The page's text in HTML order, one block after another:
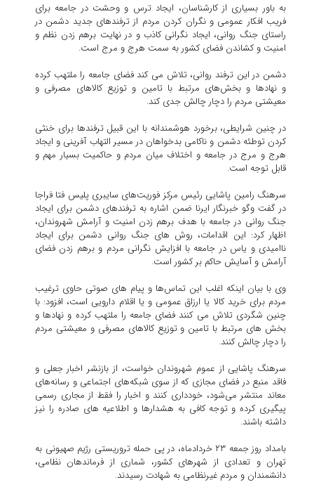
به باور بسیاری از کارشناسان، ایجاد ترس و وحشت در جامعه برای
فریب افکار عمومی و نگران کردن مردم از ترفندهای جدید دشمن در
راستای جنگ روانی، ایجاد نگرانی کاذب و در نهایت برهم زدن نظم و
امنیت و کشاندن فضای کشور به سمت هرج و مرج است.
دشمن در این ترفند روانی، تلاش می کند فضای جامعه را ملتهب کرده
و نهادها و بخش‌های مرتبط با تامین و توزیع کالاهای مصرفی و
معیشتی مردم را دچار چالش جدی کند.
در چنین شرایطی، برخورد هوشمندانه با این قبیل ترفندها برای خنثی
کردن توطئه دشمن و ناکامی بدخواهان در مسیر التهاب آفرینی و ایجاد
هرج و مرج در جامعه و اختلاف میان مردم و حاکمیت بسیار مهم و
قابل توجه است.
سرهنگ رامین پاشایی رئیس مرکز فوریت‌های سایبری پلیس فتا فراجا
در گفت وگو خبرنگار ایرنا ضمن اشاره به ترفندهای دشمن برای ایجاد
جنگ روانی در جامعه با هدف برهم زدن امنیت و آرامش شهروندان،
اظهار کرد: این‌ اقدامات، روش های جنگ روانی دشمن برای ایجاد
ناامیدی و یاس در جامعه با افزایش نگرانی مردم و برهم زدن فضای
آرامش و آسایش حاکم بر کشور است.
وی با بیان اینکه اغلب این تماس‌ها و پیام های صوتی حاوی ترغیب
مردم برای خرید کالا یا ارزاق عمومی و یا اقلام دارویی است، افزود: با
چنین شگردی تلاش می کنند فضای جامعه را ملتهب کرده و نهادها و
بخش های مرتبط با تامین و توزیع کالاهای مصرفی و معیشتی مردم
را دچار چالش کنند.
سرهنگ پاشایی از عموم شهروندان خواست، از بازنشر اخبار جعلی و
فاقد منبع در فضای مجازی که از سوی شبکه‌های اجتماعی و رسانه‌های
معاند منتشر می‌شود، خودداری کنند و اخبار را فقط از مجاری رسمی
پیگیری کرده و توجه کافی به هشدارها و اطلاعیه های صادره را نیز
داشته باشند.
بامداد روز جمعه ۲۳ خردادماه، در پی حمله تروریستی رژیم صهیونی به
تهران و تعدادی از شهرهای کشور، شماری از فرماندهان نظامی،
دانشمندان و مردم غیرنظامی به شهادت رسیدند.